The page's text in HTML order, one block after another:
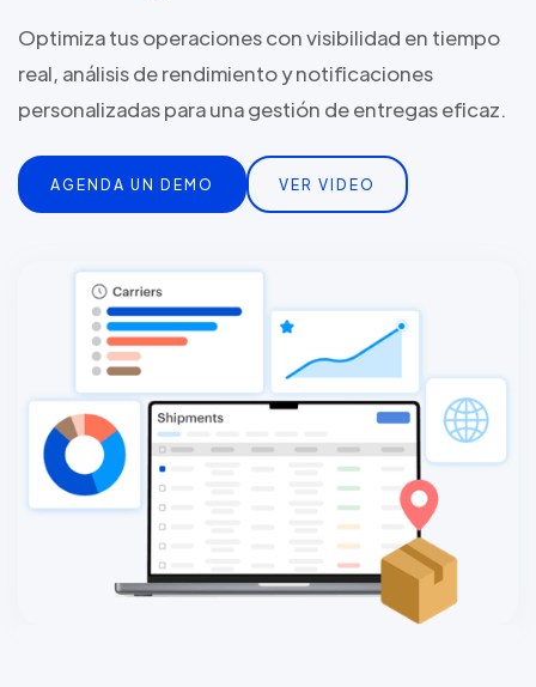
Optimiza tus operaciones con visibilidad en tiempo
real, análisis de rendimiento y notificaciones
personalizadas para una gestión de entregas eficaz.
AGENDA UN DEMO VER VIDEO